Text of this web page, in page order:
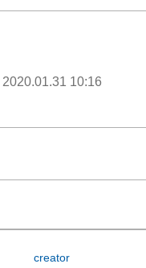
2020.01.31 10:16
creator